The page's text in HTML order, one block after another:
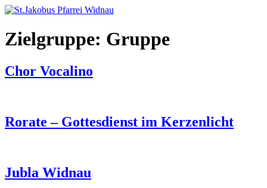
Zum
springen
Zielgruppe: Gruppe
Chor Vocalino
Rorate – Gottesdienst im Kerzenlicht
Jubla Widnau